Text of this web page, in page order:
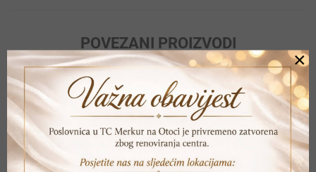
POVEZANI PROIZVODI
×